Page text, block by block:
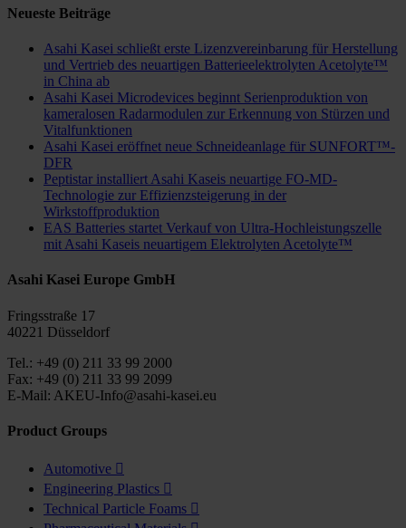
Neueste Beiträge
Asahi Kasei schließt erste Lizenzvereinbarung für Herstellung
und Vertrieb des neuartigen Batterieelektrolyten Acetolyte™
in China ab
Asahi Kasei Microdevices beginnt Serienproduktion von
kameralosen Radarmodulen zur Erkennung von Stürzen und
Vitalfunktionen
Asahi Kasei eröffnet neue Schneideanlage für SUNFORT™-
DFR
Peptistar installiert Asahi Kaseis neuartige FO-MD-
Technologie zur Effizienzsteigerung in der
Wirkstoffproduktion
EAS Batteries startet Verkauf von Ultra-Hochleistungszelle
mit Asahi Kaseis neuartigem Elektrolyten Acetolyte™
Asahi Kasei Europe GmbH
Fringsstraße 17
40221 Düsseldorf
Tel.: +49 (0) 211 33 99 2000
Fax: +49 (0) 211 33 99 2099
E-Mail: AKEU-Info@asahi-kasei.eu
Product Groups
Automotive 
Engineering Plastics 
Technical Particle Foams 